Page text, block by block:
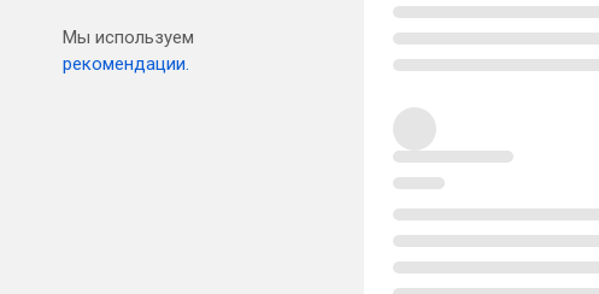
Мы используем
рекомендации.